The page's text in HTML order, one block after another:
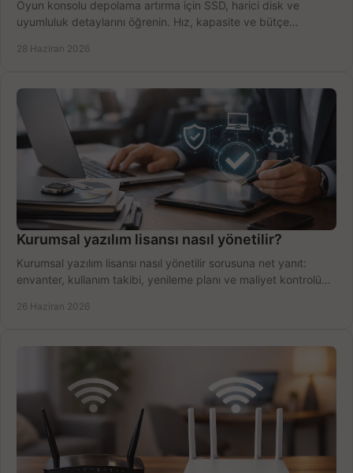
Oyun konsolu depolama artırma için SSD, harici disk ve
uyumluluk detaylarını öğrenin. Hız, kapasite ve bütçe
28 Haziran 2026
Kurumsal yazılım lisansı nasıl yönetilir?
Kurumsal yazılım lisansı nasıl yönetilir sorusuna net yanıt:
envanter, kullanım takibi, yenileme planı ve maliyet kontrolü
26 Haziran 2026